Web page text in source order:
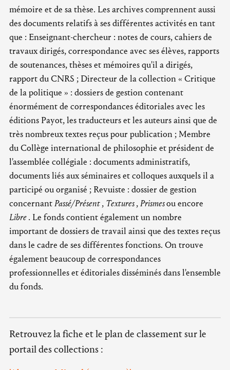
mémoire et de sa thèse. Les archives comprennent aussi
des documents relatifs à ses différentes activités en tant
que : Enseignant-chercheur : notes de cours, cahiers de
travaux dirigés, correspondance avec ses élèves, rapports
de soutenances, thèses et mémoires qu'il a dirigés,
rapport du CNRS ; Directeur de la collection « Critique
de la politique » : dossiers de gestion contenant
énormément de correspondances éditoriales avec les
éditions Payot, les traducteurs et les auteurs ainsi que de
très nombreux textes reçus pour publication ; Membre
du Collège international de philosophie et président de
l'assemblée collégiale : documents administratifs,
documents liés aux séminaires et colloques auxquels il a
participé ou organisé ; Revuiste : dossier de gestion
concernantPassé/Présent, Textures,Prismesou encore
Libre. Le fonds contient également un nombre
important de dossiers de travail ainsi que des textes reçus
dans le cadre de ses différentes fonctions. On trouve
également beaucoup de correspondances
professionnelles et éditoriales disséminés dans l'ensemble
du fonds.
Retrouvez la fiche et le plan de classement sur le
portail des collections :